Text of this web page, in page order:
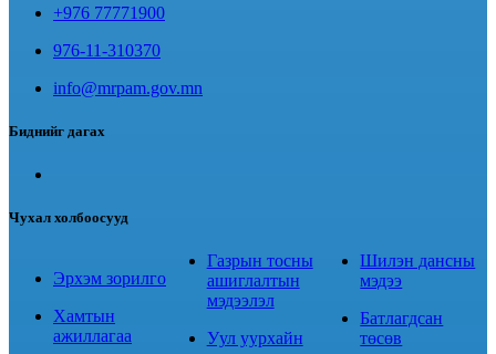
+976 77771900
976-11-310370
info@mrpam.gov.mn
Биднийг дагах
Чухал холбоосууд
Эрхэм зорилго
Хамтын
ажиллагаа
Газрын тосны
ашиглалтын
мэдээлэл
Уул уурхайн
Шилэн дансны
мэдээ
Батлагдсан
төсөв